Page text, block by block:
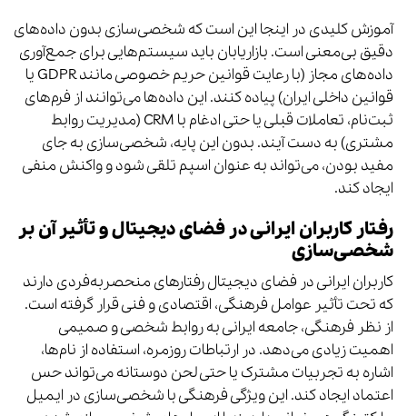
آموزش کلیدی در اینجا این است که شخصی‌سازی بدون داده‌های
دقیق بی‌معنی است. بازاریابان باید سیستم‌هایی برای جمع‌آوری
داده‌های مجاز (با رعایت قوانین حریم خصوصی مانند GDPR یا
قوانین داخلی ایران) پیاده کنند. این داده‌ها می‌توانند از فرم‌های
ثبت‌نام، تعاملات قبلی یا حتی ادغام با CRM (مدیریت روابط
مشتری) به دست آیند. بدون این پایه، شخصی‌سازی به جای
مفید بودن، می‌تواند به عنوان اسپم تلقی شود و واکنش منفی
ایجاد کند.
رفتار کاربران ایرانی در فضای دیجیتال و تأثیر آن بر
شخصی‌سازی
کاربران ایرانی در فضای دیجیتال رفتارهای منحصربه‌فردی دارند
که تحت تأثیر عوامل فرهنگی، اقتصادی و فنی قرار گرفته است.
از نظر فرهنگی، جامعه ایرانی به روابط شخصی و صمیمی
اهمیت زیادی می‌دهد. در ارتباطات روزمره، استفاده از نام‌ها،
اشاره به تجربیات مشترک یا حتی لحن دوستانه می‌تواند حس
اعتماد ایجاد کند. این ویژگی فرهنگی با شخصی‌سازی در ایمیل